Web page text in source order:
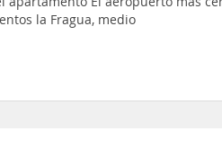
la Fragua, medio